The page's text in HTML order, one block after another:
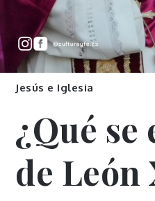
Jesús e Iglesia
¿Qué se
de León